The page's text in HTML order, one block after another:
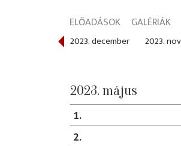
ELŐADÁSOK GALÉRIÁK
2023. december 2023.
2023. május
1
2